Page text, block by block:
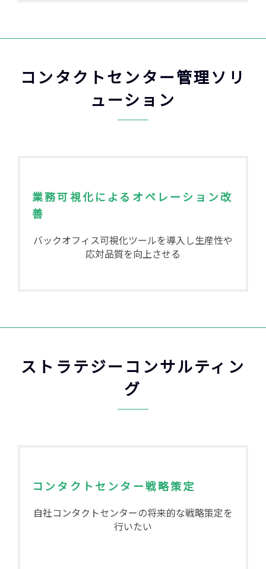
コンタクトセンター管理ソリ
ューション
業務可視化によるオペレーション改
善
バックオフィス可視化ツールを導入し生産性や
応対品質を向上させる
ストラテジーコンサルティン
グ
コンタクトセンター戦略策定
自社コンタクトセンターの将来的な戦略策定を
行いたい